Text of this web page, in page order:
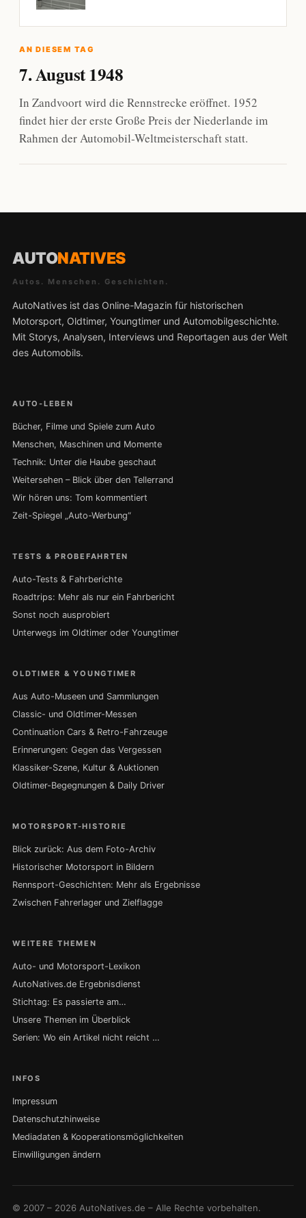
AN DIESEM TAG
7. August 1948
In Zandvoort wird die Rennstrecke eröffnet. 1952
findet hier der erste Große Preis der Niederlande im
Rahmen der Automobil-Weltmeisterschaft statt.
AUTONATIVES
Autos. Menschen. Geschichten.
AutoNatives ist das Online-Magazin für historischen
Motorsport, Oldtimer, Youngtimer und Automobilgeschichte.
Mit Storys, Analysen, Interviews und Reportagen aus der Welt
des Automobils.
AUTO-LEBEN
Bücher, Filme und Spiele zum Auto
Menschen, Maschinen und Momente
Technik: Unter die Haube geschaut
Weitersehen – Blick über den Tellerrand
Wir hören uns: Tom kommentiert
Zeit-Spiegel „Auto-Werbung“
TESTS & PROBEFAHRTEN
Auto-Tests & Fahrberichte
Roadtrips: Mehr als nur ein Fahrbericht
Sonst noch ausprobiert
Unterwegs im Oldtimer oder Youngtimer
OLDTIMER & YOUNGTIMER
Aus Auto-Museen und Sammlungen
Classic- und Oldtimer-Messen
Continuation Cars & Retro-Fahrzeuge
Erinnerungen: Gegen das Vergessen
Klassiker-Szene, Kultur & Auktionen
Oldtimer-Begegnungen & Daily Driver
MOTORSPORT-HISTORIE
Blick zurück: Aus dem Foto-Archiv
Historischer Motorsport in Bildern
Rennsport-Geschichten: Mehr als Ergebnisse
Zwischen Fahrerlager und Zielflagge
WEITERE THEMEN
Auto- und Motorsport-Lexikon
AutoNatives.de Ergebnisdienst
Stichtag: Es passierte am…
Unsere Themen im Überblick
Serien: Wo ein Artikel nicht reicht …
INFOS
Impressum
Datenschutzhinweise
Mediadaten & Kooperationsmöglichkeiten
Einwilligungen ändern
© 2007 – 2026 AutoNatives.de – Alle Rechte vorbehalten.